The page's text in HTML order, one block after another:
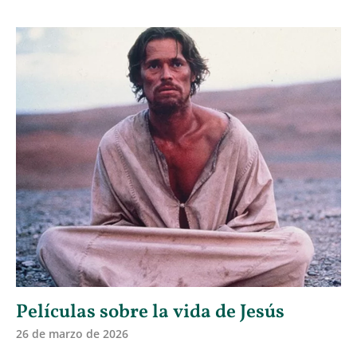
Películas sobre la vida de Jesús
26 de marzo de 2026